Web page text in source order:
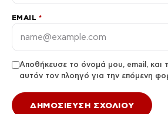
EMAIL *
Αποθήκευσε το όνομά μου, email, και
αυτόν τον πλοηγό για την επόμενη